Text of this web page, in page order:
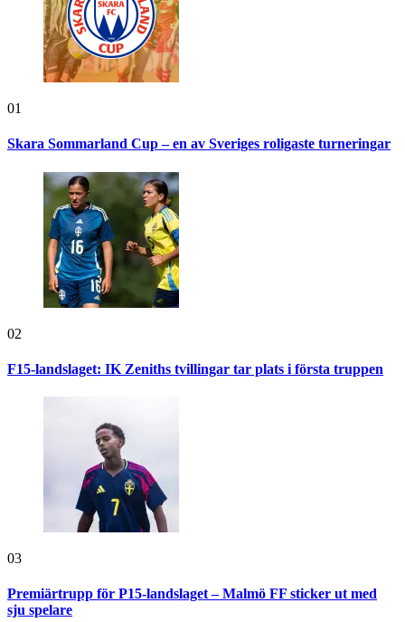
01
Skara Sommarland Cup – en av Sveriges roligaste turneringar
02
F15-landslaget: IK Zeniths tvillingar tar plats i första truppen
03
Premiärtrupp för P15-landslaget – Malmö FF sticker ut med
sju spelare